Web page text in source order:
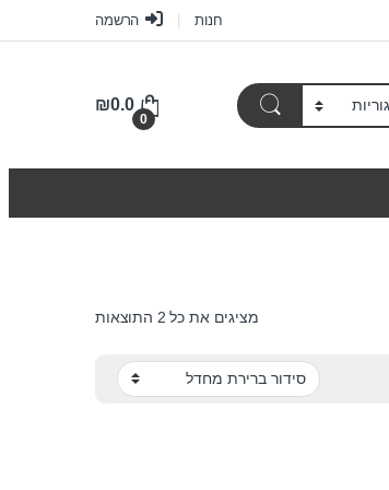
חנות הרשמה
0
₪0.0
מציגים את כל ⁦2⁩ התוצאות